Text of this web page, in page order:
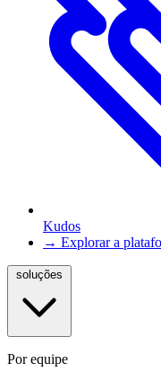
Kudos
→ Explorar a
Por equipe